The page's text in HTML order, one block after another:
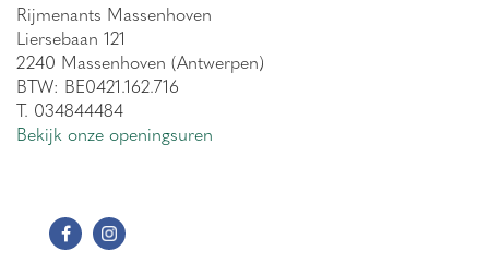
Rijmenants Massenhoven
Liersebaan 121
2240 Massenhoven (Antwerpen)
BTW: BE0421.162.716
T. 034844484
Bekijk onze openingsuren